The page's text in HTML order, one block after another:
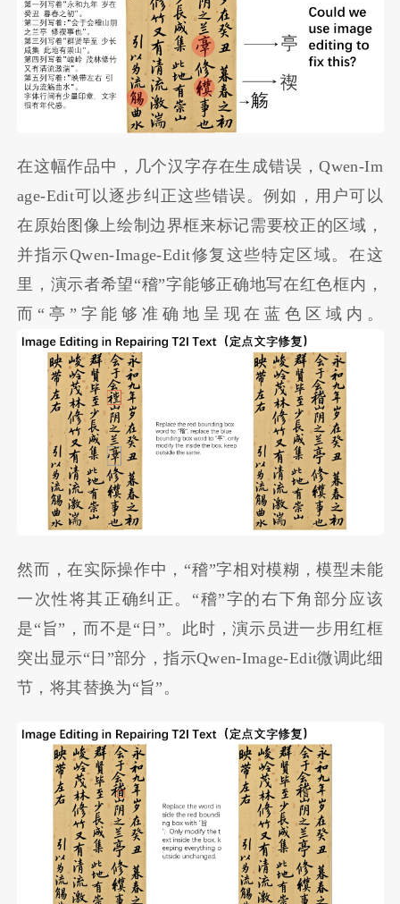
在这幅作品中，几个汉字存在生成错误，Qwen-Im
age-Edit可以逐步纠正这些错误。例如，用户可以
在原始图像上绘制边界框来标记需要校正的区域，
并指示Qwen-Image-Edit修复这些特定区域。在这
里，演示者希望“稽”字能够正确地写在红色框内，
而“亭”字能够准确地呈现在蓝色区域内。
然而，在实际操作中，“稽”字相对模糊，模型未能
一次性将其正确纠正。“稽”字的右下角部分应该
是“旨”，而不是“日”。此时，演示员进一步用红框
突出显示“日”部分，指示Qwen-Image-Edit微调此细
节，将其替换为“旨”。